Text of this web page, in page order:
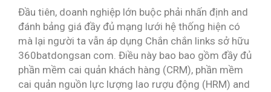
Đầu tiên, doanh nghiệp lớn buộc phải nhấn định and
đánh bảng giá đầy đủ mạng lưới hệ thống hiện có
mà lại người ta vẫn áp dụng Chắn chắn links sở hữu
360batdongsan com. Điều này bao bao gồm đầy đủ
phần mềm cai quản khách hàng (CRM), phần mềm
cai quản nguồn lực lượng lao rượu động (HRM) and